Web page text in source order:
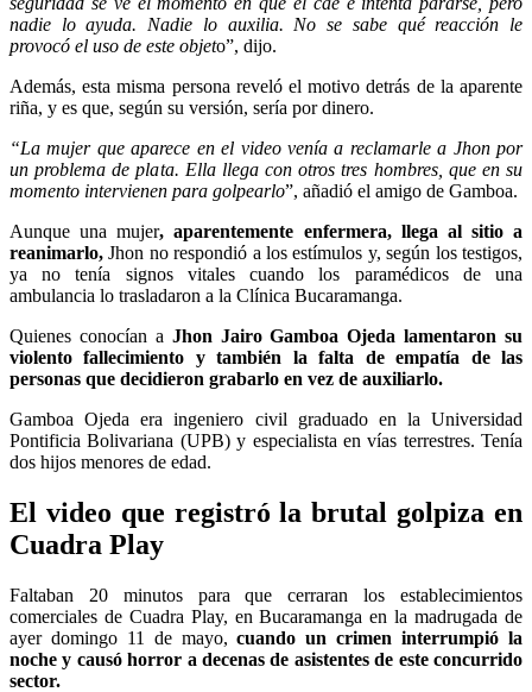
nadie lo ayuda. Nadie lo auxilia. No se sabe qué reacción le
provocó el uso de este objeto”, dijo.
Además, esta misma persona reveló el motivo detrás de la aparente
riña, y es que, según su versión, sería por dinero.
“La mujer que aparece en el video venía a reclamarle a Jhon por
un problema de plata. Ella llega con otros tres hombres, que en su
momento intervienen para golpearlo”, añadió el amigo de Gamboa.
Aunque una mujer, aparentemente enfermera, llega al sitio a
reanimarlo,Jhon no respondió a los estímulos y, según los testigos,
ya no tenía signos vitales cuando los paramédicos de una
ambulancia lo trasladaron a la Clínica Bucaramanga.
Quienes conocían a Jhon Jairo Gamboa Ojeda lamentaron su
violento fallecimiento y también la falta de empatía de las
personas que decidieron grabarlo en vez de auxiliarlo.
Gamboa Ojeda era ingeniero civil graduado en la Universidad
Pontificia Bolivariana (UPB) y especialista en vías terrestres. Tenía
dos hijos menores de edad.
El video que registró la brutal golpiza en
Cuadra Play
Faltaban 20 minutos para que cerraran los establecimientos
comerciales de Cuadra Play, en Bucaramanga en la madrugada de
ayer domingo 11 de mayo,cuando un crimen interrumpió la
noche y causó horror a decenas de asistentes de este concurrido
sector.